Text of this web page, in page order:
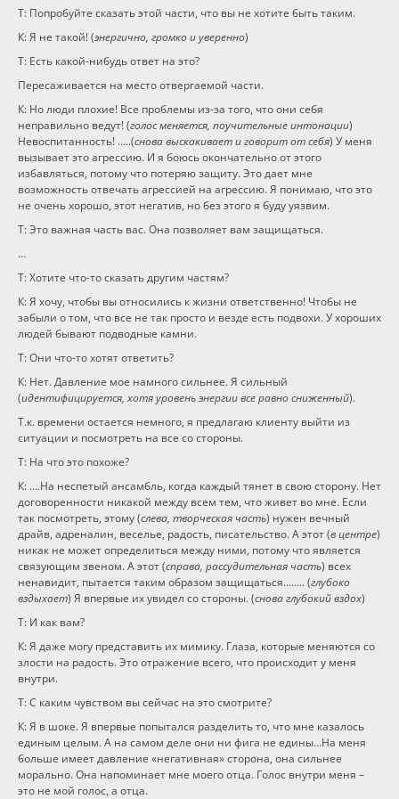
Т: Попробуйте сказать этой части, что вы не хотите быть таким.
К: Я не такой! (энергично, громко и уверенно)
Т: Есть какой-нибудь ответ на это?
Пересаживается на место отвергаемой части.
К: Но люди плохие! Все проблемы из-за того, что они себя
неправильно ведут! (голос меняется, поучительные интонации)
Невоспитанность! …..(снова выскакивает и говорит от себя) У меня
вызывает это агрессию. И я боюсь окончательно от этого
избавляться, потому что потеряю защиту. Это дает мне
возможность отвечать агрессией на агрессию. Я понимаю, что это
не очень хорошо, этот негатив, но без этого я буду уязвим.
Т: Это важная часть вас. Она позволяет вам защищаться.
…
Т: Хотите что-то сказать другим частям?
К: Я хочу, чтобы вы относились к жизни ответственно! Чтобы не
забыли о том, что все не так просто и везде есть подвохи. У хороших
людей бывают подводные камни.
Т: Они что-то хотят ответить?
К: Нет. Давление мое намного сильнее. Я сильный
(идентифицируется, хотя уровень энергии все равно сниженный).
Т.к. времени остается немного, я предлагаю клиенту выйти из
ситуации и посмотреть на все со стороны.
Т: На что это похоже?
К: ….На неспетый ансамбль, когда каждый тянет в свою сторону. Нет
договоренности никакой между всем тем, что живет во мне. Если
так посмотреть, этому (слева, творческая часть) нужен вечный
драйв, адреналин, веселье, радость, писательство. А этот (в центре)
никак не может определиться между ними, потому что является
связующим звеном. А этот (справа, рассудительная часть) всех
ненавидит, пытается таким образом защищаться…….. (глубоко
вздыхает) Я впервые их увидел со стороны. (снова глубокий вздох)
Т: И как вам?
К: Я даже могу представить их мимику. Глаза, которые меняются со
злости на радость. Это отражение всего, что происходит у меня
внутри.
Т: С каким чувством вы сейчас на это смотрите?
К: Я в шоке. Я впервые попытался разделить то, что мне казалось
единым целым. А на самом деле они ни фига не едины…На меня
больше имеет давление «негативная» сторона, она сильнее
морально. Она напоминает мне моего отца. Голос внутри меня –
это не мой голос, а отца.